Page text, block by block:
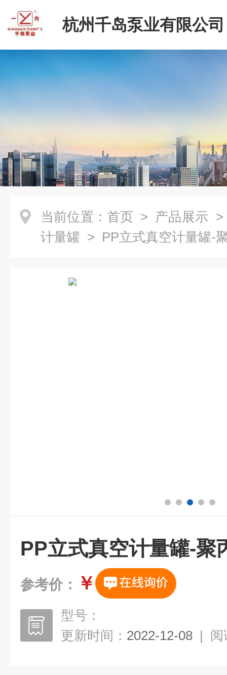
杭州千岛泵业有限公司
当前位置： 首页 > 产品展示
计量罐 > PP立式真空计量罐-
PP立式真空计量罐-聚
参考价： ￥
型号：
更新时间： 2022-12-08 | 阅